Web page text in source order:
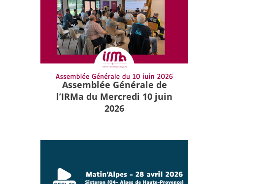
Assemblée Générale de
l’IRMa du Mercredi 10 juin
2026